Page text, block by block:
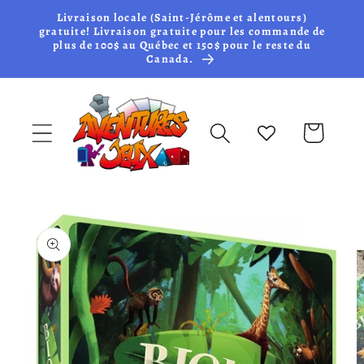
et passer
au
contenu
Livraison locale (Saint-Jérôme et alentours)
gratuite! Livraison gratuite pour les commande de
plus de 100$ au Québec et 150$ pour le reste du
Canada.
Panier
Passer aux
informations
produits